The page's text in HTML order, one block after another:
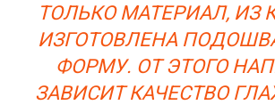
ТОЛЬКО МАТЕРИАЛ, ИЗ
ИЗГОТОВЛЕНА
ФОРМУ. ОТ ЭТОГО
ЗАВИСИТ КАЧЕСТВО